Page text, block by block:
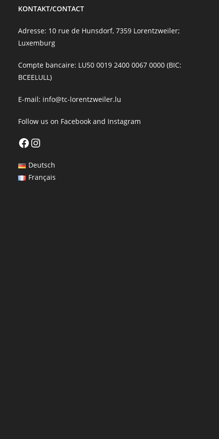
KONTAKT/CONTACT
Adresse: 10 rue de Hunsdorf, 7359 Lorentzweiler;
Luxemburg
Compte bancaire: LU50 0019 2400 0067 0000 (BIC:
BCEELULL)
E-mail: info@tc-lorentzweiler.lu
Follow us on Facebook and Instagram
FacebookInstagram
Deutsch
Français